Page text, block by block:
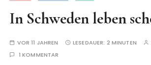
In Schweden leben
VOR 11 JAHREN LESEDAUER: 2 MINUTEN
1 KOMMENTAR